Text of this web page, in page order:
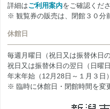
詳細はご利用案内をご確認くださ
※ 観覧券の販売は、閉館３０分
休館日
毎週月曜日（祝日又は振替休日
祝日又は振替休日の翌日（日曜
年末年始（12月28日～１月３日）
※ 臨時に休館日・閉館時間を変